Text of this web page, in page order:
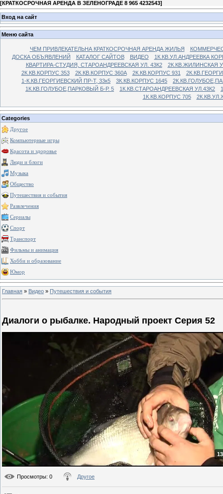
[КРАТКОСРОЧНАЯ АРЕНДА В ЗЕЛЕНОГРАДЕ 8 965 4232543]
Вход на сайт
Меню сайта
ЧЕМ ПРИВЛЕКАТЕЛЬНА КРАТКОСРОЧНАЯ АРЕНДА ЖИЛЬЯ
ДОСКА ОБЪЯВЛЕНИЙ
КАТАЛОГ САЙТОВ ВИДЕО
1К.КВ.УЛ.АНДРЕЕВКА
КВАРТИРА-СТУДИЯ, СТАРОАНДРЕЕВСКАЯ УЛ. 43К2
2К.КВ.ЖИЛИНСКАЯ
2К.КВ.КОРПУС 353
2К.КВ.КОРПУС 360А 2К.КВ.КОРПУС 931
1-К.КВ.ГЕОРГИЕВСКИЙ ПР-Т, 33к5
3К.КВ.КОРПУС 1645
1К.КВ.ГОЛУБОЕ,ПАРКОВЫЙ Б-Р. 5
1К.КВ.СТАРОАНДРЕЕВСКАЯ УЛ.43К2
1К.КВ.КОРПУС 705
Categories
Другое
Компьютерные игры
Красота и здоровье
Люди и блоги
Музыка
Общество
Путешествия и события
Развлечения
Сериалы
Спорт
Транспорт
Фильмы и анимация
Хобби и образование
Юмор
Главная » Видео » Путешествия и события
Диалоги о рыбалке. Народный проект Серия 52
Просмотры: 0 Другое